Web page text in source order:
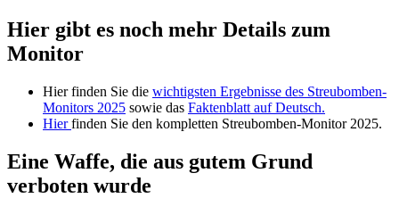
Hier gibt es noch mehr Details zum
Monitor
Hier finden Sie die wichtigsten Ergebnisse des Streubomben-
Monitors 2025 sowie das Faktenblatt auf Deutsch.
Hierfinden Sie den kompletten Streubomben-Monitor 2025.
Eine Waffe, die aus gutem Grund
verboten wurde